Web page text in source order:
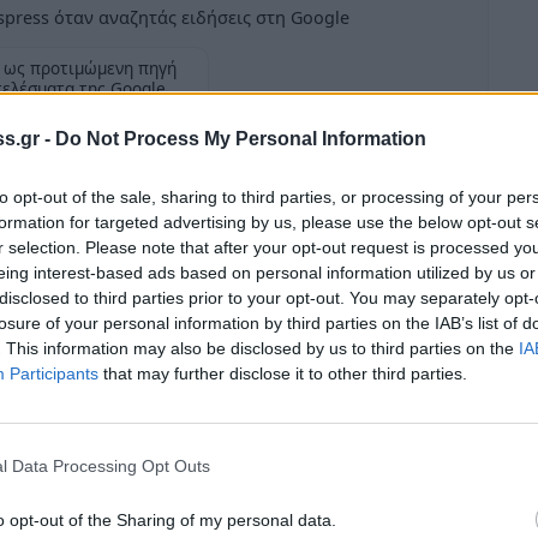
- Do Not Process My Personal Information
opt-out of the sale, sharing to third parties, or processing of your
for targeted advertising by us, please use the below opt-out
selection. Please note that after your opt-out request is processed
interest-based ads based on personal information utilized by us
to third parties prior to your opt-out. You may separately
of your personal information by third parties on the IAB’s list of
This information may also be disclosed by us to third parties on the
Participants that may further disclose it to other third parties.
Data Processing Opt Outs
opt-out of the Sharing of my personal data.
όταν αναζητάς ειδήσεις στη Google
προτιμώμενη πηγή
της Google
μεσημέρι της Παρασκευής 8 Ιουλίου στη
Ρομά.
ώρες της Πέμπτης 7 Ιουλίου, αφαίρεσε
στην περιοχή Μυρτιάς Λακωνίας,
αξίας 2.000 ευρώ περίπου.
του Αστυνομικού Τμήματος Βλαχιώτη, σε
Τμήματος Σκάλας, αφού διενήργησαν
Ο